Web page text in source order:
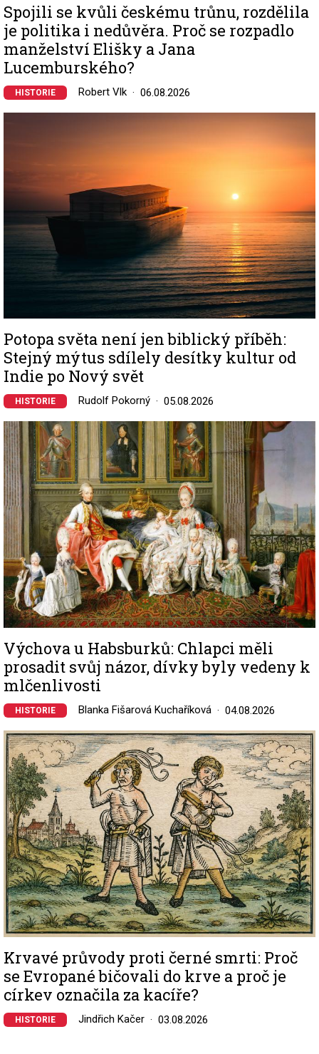
Spojili se kvůli českému trůnu, rozdělila
je politika i nedůvěra. Proč se rozpadlo
manželství Elišky a Jana
Lucemburského?
HISTORIE Robert Vlk 06.08.2026
Potopa světa není jen biblický příběh:
Stejný mýtus sdílely desítky kultur od
Indie po Nový svět
HISTORIE Rudolf Pokorný 05.08.2026
Image
Výchova u Habsburků: Chlapci měli
prosadit svůj názor, dívky byly vedeny k
mlčenlivosti
HISTORIE Blanka Fišarová Kuchaříková 04.08.2026
Image
Krvavé průvody proti černé smrti: Proč
se Evropané bičovali do krve a proč je
církev označila za kacíře?
HISTORIE Jindřich Kačer 03.08.2026